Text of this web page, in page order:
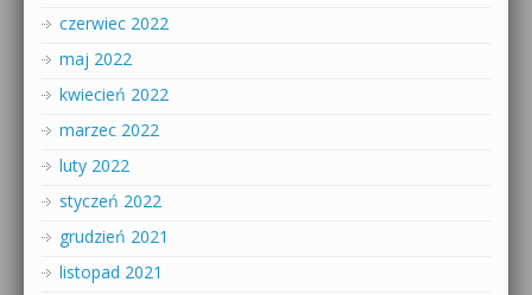
czerwiec 2022
maj 2022
kwiecień 2022
marzec 2022
luty 2022
styczeń 2022
grudzień 2021
listopad 2021